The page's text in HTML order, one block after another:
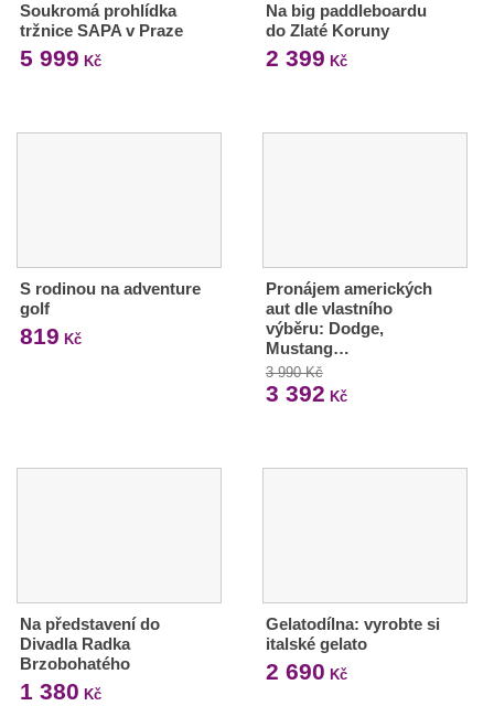
Soukromá prohlídka
tržnice SAPA v Praze
5 999 Kč
Na big paddleboardu
do Zlaté Koruny
2 399 Kč
S rodinou na adventure
golf
819 Kč
Pronájem amerických
aut dle vlastního
výběru: Dodge,
Mustang…
3 990 Kč
3 392 Kč
Na představení do
Divadla Radka
Brzobohatého
1 380 Kč
Gelatodílna: vyrobte si
italské gelato
2 690 Kč